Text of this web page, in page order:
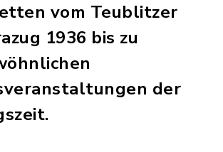
vom Teublitzer
1936 bis zu
der